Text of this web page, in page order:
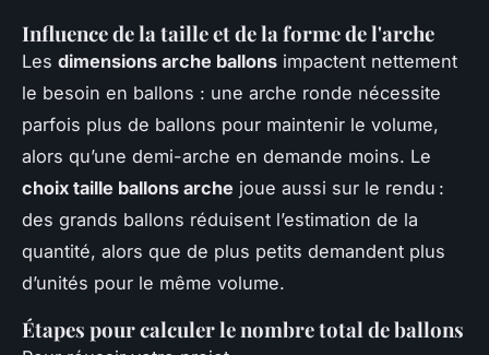
Influence de la taille et de la forme de l'arche
Les dimensions arche ballons impactent nettement
le besoin en ballons : une arche ronde nécessite
parfois plus de ballons pour maintenir le volume,
alors qu’une demi-arche en demande moins. Le
choix taille ballons arche joue aussi sur le rendu :
des grands ballons réduisent l’estimation de la
quantité, alors que de plus petits demandent plus
d’unités pour le même volume.
Étapes pour calculer le nombre total de ballons